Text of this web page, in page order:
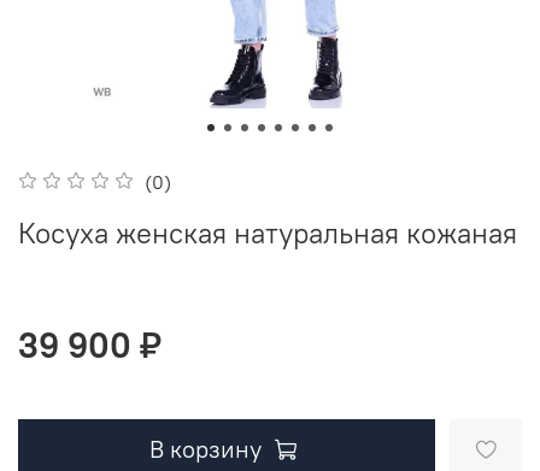
(0)
Косуха женская натуральная кожаная
39 900 ₽
В корзину